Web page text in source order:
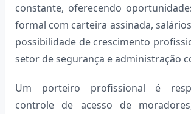
constante, oferecendo
formal com carteira assinada,
possibilidade de crescimento
setor de segurança e administração
Um porteiro profissional é
controle de acesso de